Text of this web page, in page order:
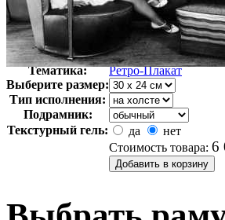
Автор:
Неизвестно
Арт-стиль
Ретро-Плакат
Тематика:
Ретро-Плакат
Выберите размер:
Тип исполнения:
Подрамник:
Текстурный гель:
да
нет
Стоимость товара: 6